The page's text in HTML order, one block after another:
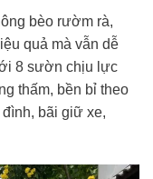
bèo rườm rà,
quả mà vẫn dễ
8 sườn chịu lực
thấm, bền bỉ theo
bãi giữ xe,